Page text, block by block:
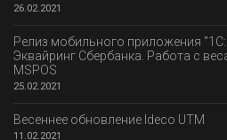
26.02.2021
Релиз мобильного приложения
Эквайринг Сбербанка. Работа с
MSPOS
25.02.2021
Весеннее обновление Ideco UTM
11.02.2021